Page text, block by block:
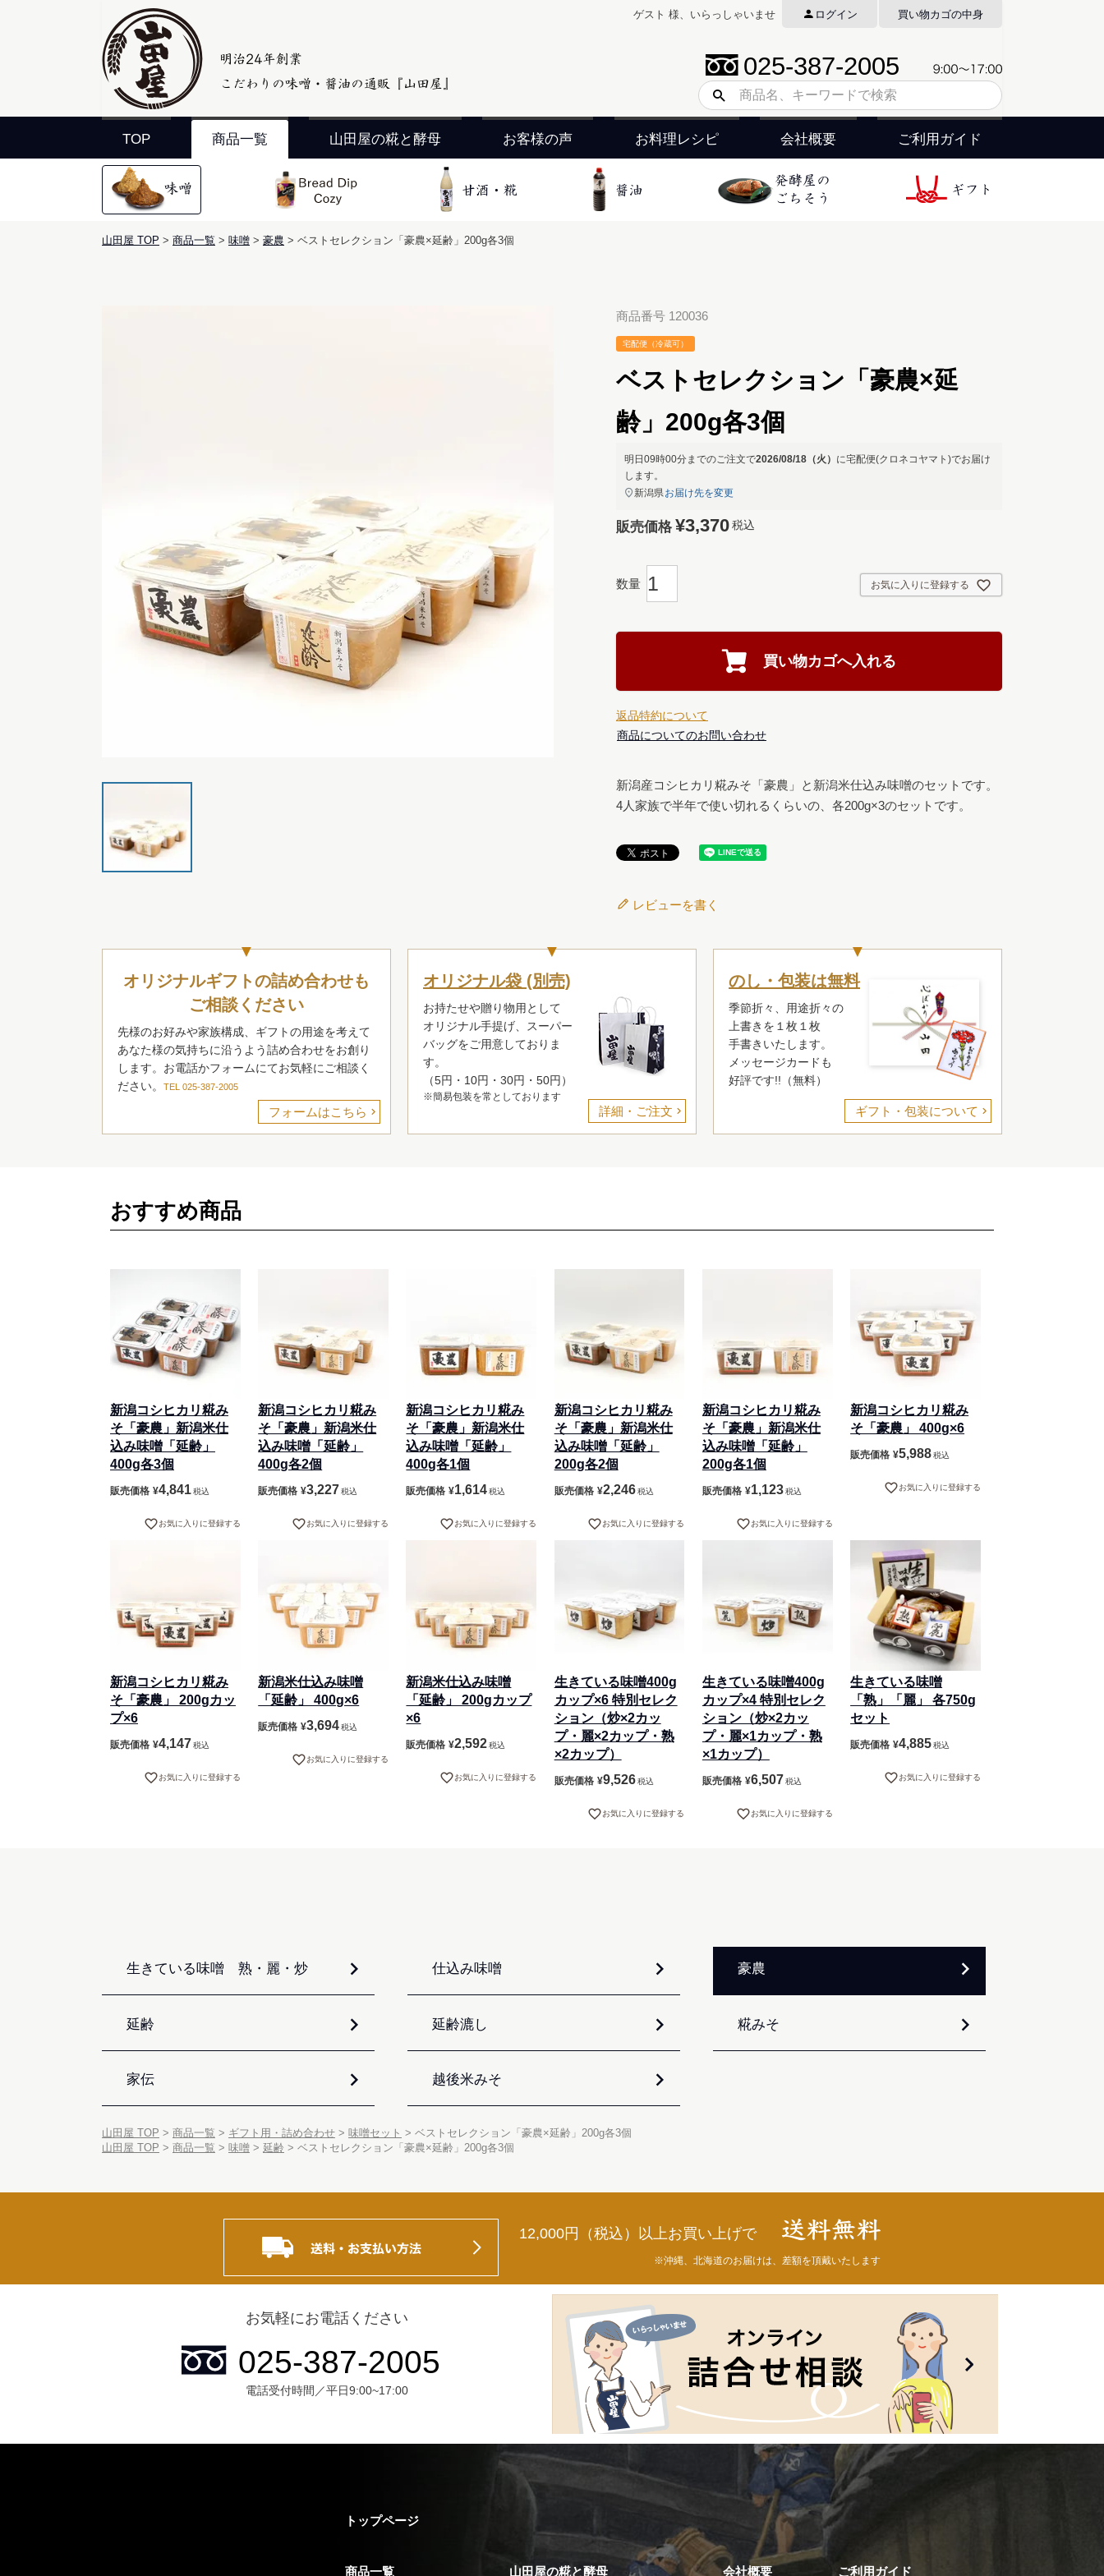
ゲスト 様、いらっしゃいませ ログイン 買い物カゴの中身
TOP 商品一覧 山田屋の糀と酵母 お客様の声 お料理レシピ 会社概要 ご利用ガイド
山田屋 TOP 商品一覧 味噌 豪農 ベストセレクション「豪農×延齢」200g各3個
商品番号 120036
宅配便（冷蔵可）
ベストセレクション「豪農×延
齢」200g各3個
明日09時00分までのご注文で2026/08/18（火） に宅配便(クロネコヤマト)でお届け
します。
新潟県 お届け先を変更
販売価格 ¥3,370税込
お気に入りに登録する
買い物カゴへ入れる
返品特約について
商品についてのお問い合わせ
新潟産コシヒカリ糀みそ「豪農」と新潟米仕込み味噌のセットです。
4人家族で半年で使い切れるくらいの、各200g×3のセットです。
レビューを書く
オリジナルギフトの詰め合わせも
ご相談ください
先様のお好みや家族構成、ギフトの用途を考えて
あなた様の気持ちに沿うよう詰め合わせをお創り
します。お電話かフォームにてお気軽にご相談く
ださい。
TEL 025-387-2005
フォームはこちら
オリジナル袋 (別売)
お持たせや贈り物用として
オリジナル手提げ、スーパー
バッグをご用意しておりま
す。
（5円・10円・30円・50円）
※簡易包装を常としております
詳細・ご注文
のし・包装は無料
季節折々、用途折々の
上書きを１枚１枚
手書きいたします。
メッセージカードも
好評です!!（無料）
ギフト・包装について
おすすめ商品
新潟コシヒカリ糀み
そ「豪農」新潟米仕
込み味噌「延齢」
400g各3個
販売価格 ¥4,841税込
お気に入りに登録する
新潟コシヒカリ糀み
そ「豪農」新潟米仕
込み味噌「延齢」
400g各2個
販売価格 ¥3,227 税込
お気に入りに登録する
新潟コシヒカリ糀み
そ「豪農」新潟米仕
込み味噌「延齢」
400g各1個
販売価格 ¥1,614 税込
お気に入りに登録する
新潟コシヒカリ糀み
そ「豪農」新潟米仕
込み味噌「延齢」
200g各2個
販売価格 ¥2,246 税込
お気に入りに登録する
新潟コシヒカリ糀み
そ「豪農」新潟米仕
込み味噌「延齢」
200g各1個
販売価格 ¥1,123税込
お気に入りに登録する
新潟コシヒカリ糀み
そ「豪農」 400g×6
販売価格 ¥5,988税込
お気に入りに登録する
新潟コシヒカリ糀み
そ「豪農」 200gカッ
プ×6
販売価格 ¥4,147税込
お気に入りに登録する
新潟米仕込み味噌
「延齢」 400g×6
販売価格 ¥3,694 税込
お気に入りに登録する
新潟米仕込み味噌
「延齢」 200gカップ
×6
販売価格 ¥2,592 税込
お気に入りに登録する
生きている味噌400g
カップ×6 特別セレク
ション（炒×2カッ
プ・麗×2カップ・熟
×2カップ）
販売価格 ¥9,526 税込
お気に入りに登録する
生きている味噌400g
カップ×4 特別セレク
ション（炒×2カッ
プ・麗×1カップ・熟
×1カップ）
販売価格 ¥6,507税込
お気に入りに登録する
生きている味噌
「熟」「麗」 各750g
セット
販売価格 ¥4,885税込
お気に入りに登録する
生きている味噌 熟・麗・炒 仕込み味噌 豪農
延齢 延齢漉し 糀みそ
家伝 越後米みそ
山田屋 TOP 商品一覧 ギフト用・詰め合わせ 味噌セット
ベストセレクション「豪農×延齢」200g各3個
山田屋 TOP
商品一覧 味噌 延齢 ベストセレクション「豪農×延齢」200g各3個
12,000円（税込）以上お買い上げで
※沖縄、北海道のお届けは、差額を頂戴いたします
お気軽にお電話ください
電話受付時間／平日9:00~17:00
トップページ
商品一覧 山田屋の糀と酵母 会社概要 ご利用ガイド